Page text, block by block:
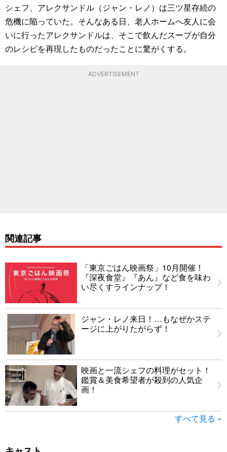
シェフ、アレクサンドル（ジャン・レノ）は三ツ星存続の
危機に陥っていた。そんなある日、老人ホームへ友人に会
いに行ったアレクサンドルは、そこで飲んだスープが自分
のレシピを再現したものだったことに驚がくする。
ADVERTISEMENT
関連記事
「東京ごはん映画祭」10月開催！
『深夜食堂』『あん』など食を味わ
い尽くすラインナップ！
ジャン・レノ来日！…もなぜかステ
ージに上がりたがらず！
映画と一流シェフの料理がセット！
鑑賞＆美食希望者が殺到の人気企
画！
すべて見る »